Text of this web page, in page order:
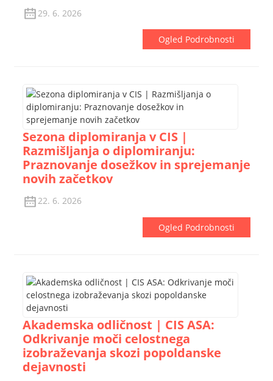
29. 6. 2026
Ogled Podrobnosti
Sezona diplomiranja v CIS |
Razmišljanja o diplomiranju:
Praznovanje dosežkov in sprejemanje
novih začetkov
22. 6. 2026
Ogled Podrobnosti
Akademska odličnost | CIS ASA:
Odkrivanje moči celostnega
izobraževanja skozi popoldanske
dejavnosti